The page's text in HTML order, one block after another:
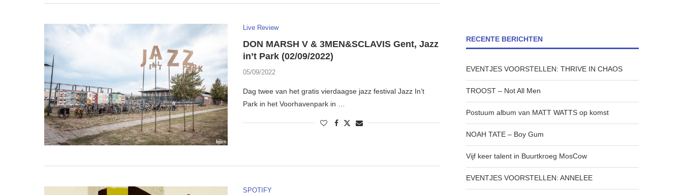
Live Review
DON MARSH V & 3MEN&SCLAVIS Gent, Jazz
in’t Park (02/09/2022)
05/09/2022
Dag twee van het gratis vierdaagse jazz festival Jazz In’t
Park in het Voorhavenpark in …
SPOTIFY
RECENTE BERICHTEN
EVENTJES VOORSTELLEN: THRIVE IN CHAOS
TROOST – Not All Men
Postuum album van MATT WATTS op komst
NOAH TATE – Boy Gum
Vijf keer talent in Buurtkroeg MosCow
EVENTJES VOORSTELLEN: ANNELEE